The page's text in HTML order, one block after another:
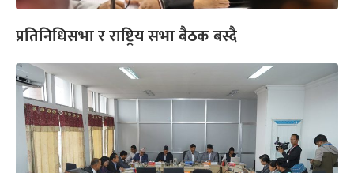
प्रतिनिधिसभा र राष्ट्रिय सभा बैठक बस्दै